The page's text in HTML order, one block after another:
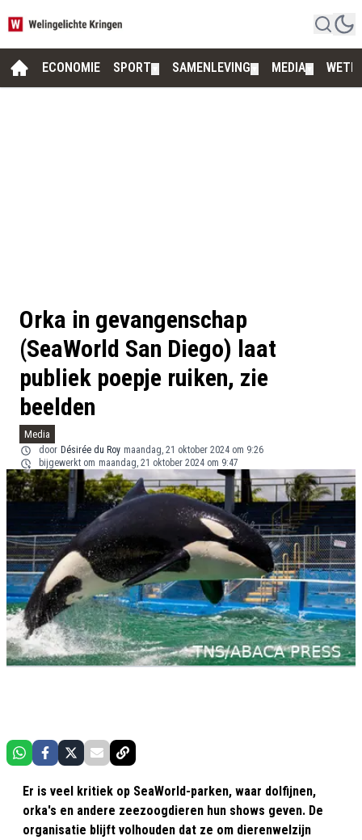
ECONOMIE SPORT SAMENLEVING MEDIA
Orka in gevangenschap
(SeaWorld San Diego) laat
publiek poepje ruiken, zie
beelden
Media
door Désirée du Roy maandag, 21 oktober 2024 om 9:26
bijgewerkt om maandag, 21 oktober 2024 om 9:47
Er is veel kritiek op SeaWorld-parken, waar dolfijnen,
orka's en andere zeezoogdieren hun shows geven. De
organisatie blijft volhouden dat ze om dierenwelzijn